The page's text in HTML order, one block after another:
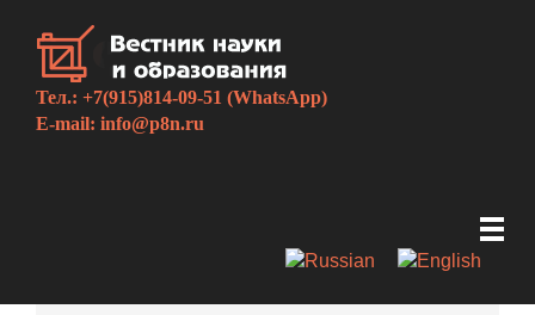
Тел.: +7(915)814-09-51 (WhatsApp)
E-mail: info@p8n.ru